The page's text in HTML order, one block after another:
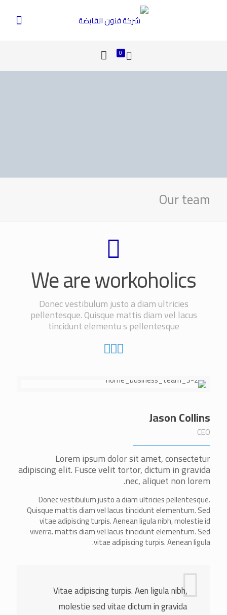
0
Our team
We are workoholics
Donec vestibulum justo a diam ultricies
pellentesque. Quisque mattis diam vel lacus
tincidunt elementu s pellentesque
Jason Collins
CEO
Lorem ipsum dolor sit amet, consectetur
adipiscing elit. Fusce velit tortor, dictum in gravida
nec, aliquet non lorem.
Donec vestibulum justo a diam ultricies pellentesque.
Quisque mattis diam vel lacus tincidunt elementum. Sed
vitae adipiscing turpis. Aenean ligula nibh, molestie id
viverra. mattis diam vel lacus tincidunt elementum. Sed
vitae adipiscing turpis. Aenean ligula.
Vitae adipiscing turpis. Aen ligula nibh,
molestie sed vitae dictum in gravida